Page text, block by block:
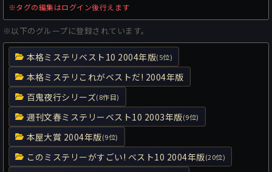
※タグの編集はログイン後行えます
※以下のグループに登録されています。
本格ミステリベスト10 2004年版(5位)
本格ミステリこれがベストだ! 2004年版
百鬼夜行シリーズ(8作目)
週刊文春ミステリーベスト10 2003年版(9位)
本屋大賞 2004年版(9位)
このミステリーがすごい! ベスト10 2004年版(20位)